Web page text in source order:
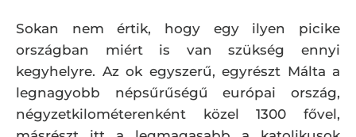
Sokan nem értik, hogy egy ilyen picike
országban miért is van szükség ennyi
kegyhelyre. Az ok egyszerű, egyrészt Málta a
legnagyobb népsűrűségű európai ország,
négyzetkilométerenként közel 1300 fővel,